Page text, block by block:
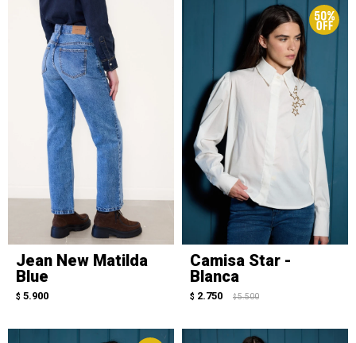
Jean New Matilda
Blue
$ 5.900
Camisa Star -
Blanca
$ 2.750 $ 5.500